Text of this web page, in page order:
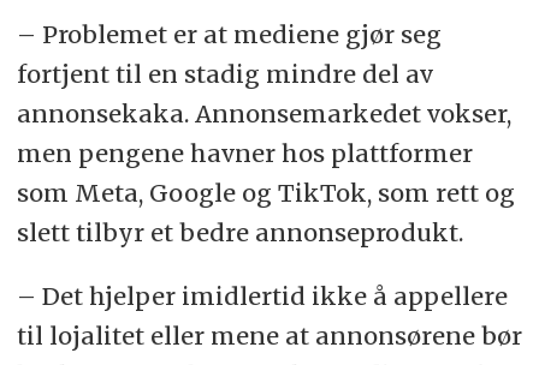
– Problemet er at mediene gjør seg
fortjent til en stadig mindre del av
annonsekaka. Annonsemarkedet vokser,
men pengene havner hos plattformer
som Meta, Google og TikTok, som rett og
slett tilbyr et bedre annonseprodukt.
– Det hjelper imidlertid ikke å appellere
til lojalitet eller mene at annonsørene bør